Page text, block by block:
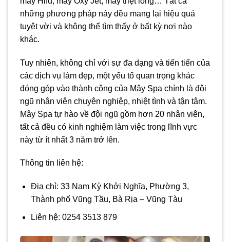
những phương pháp này đều mang lại hiệu quả
tuyệt vời và không thể tìm thấy ở bất kỳ nơi nào
khác.
Tuy nhiên, không chỉ với sự đa dạng và tiến tiến của
các dịch vụ làm đẹp, một yếu tố quan trọng khác
đóng góp vào thành công của Mây Spa chính là đội
ngũ nhân viên chuyên nghiệp, nhiệt tình và tận tâm.
Mây Spa tự hào về đội ngũ gồm hơn 20 nhân viên,
tất cả đều có kinh nghiệm làm việc trong lĩnh vực
này từ ít nhất 3 năm trở lên.
Thông tin liên hệ:
Địa chỉ: 33 Nam Kỳ Khởi Nghĩa, Phường 3,
Thành phố Vũng Tầu, Bà Rịa – Vũng Tàu
Liên hệ: 0254 3513 879